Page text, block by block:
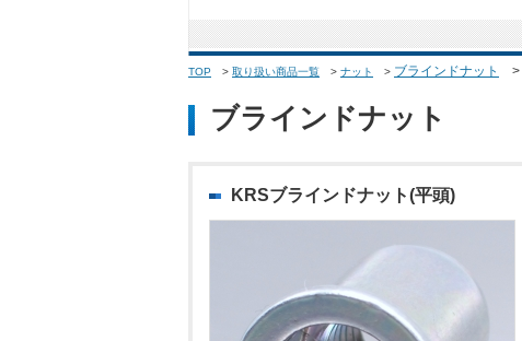
TOP > 取り扱い商品一覧 > ナット > ブラインドナット >
ブラインドナット
KRSブラインドナット(平頭)